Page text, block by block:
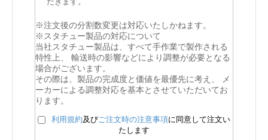
※注文後の分割数変更は対応いたしかねます。
※スタチュー製品の対応について
当社スタチュー製品は、すべて手作業で製作される
特性上、 輸送時の影響などにより調整が必要となる
場合がございます。
その際は、製品の完成度と価値を最優先に考え、 メ
ーカーによる調整対応を基本とさせていただいてお
ります。
利用規約及びご注文時の注意事項に同意して注文い
たします